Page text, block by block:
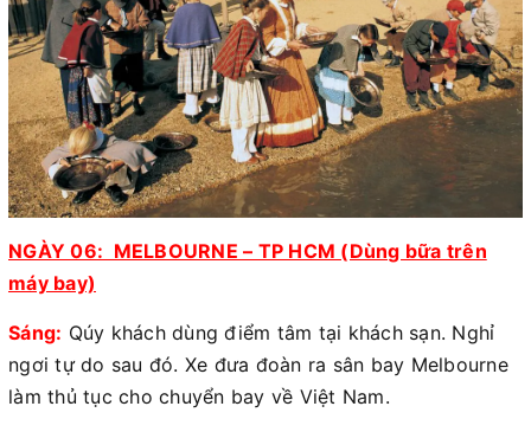
NGÀY 06: MELBOURNE – TP HCM (Dùng bữa trên
máy bay)
Sáng: Qúy khách dùng điểm tâm tại khách sạn. Nghỉ
ngơi tự do sau đó. Xe đưa đoàn ra sân bay Melbourne
làm thủ tục cho chuyển bay về Việt Nam.